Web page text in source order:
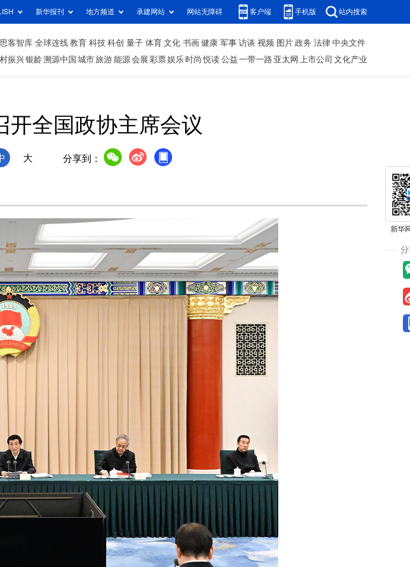
新华报刊 地方频道 承建网站 网站无障碍 客户端 手机版 站内搜索
思客智库 全球连线 教育 科技 科创 量子 体育 文化 书画 健康 军事 访谈 视频 图片 政务 法律 中央文件
振兴银龄溯源中国 城市旅游 能源 会展 彩票娱乐 时尚 悦读 公益 一带一路 亚太网 上市公司 文化产业
开全国政协主席会议
大 分享到：